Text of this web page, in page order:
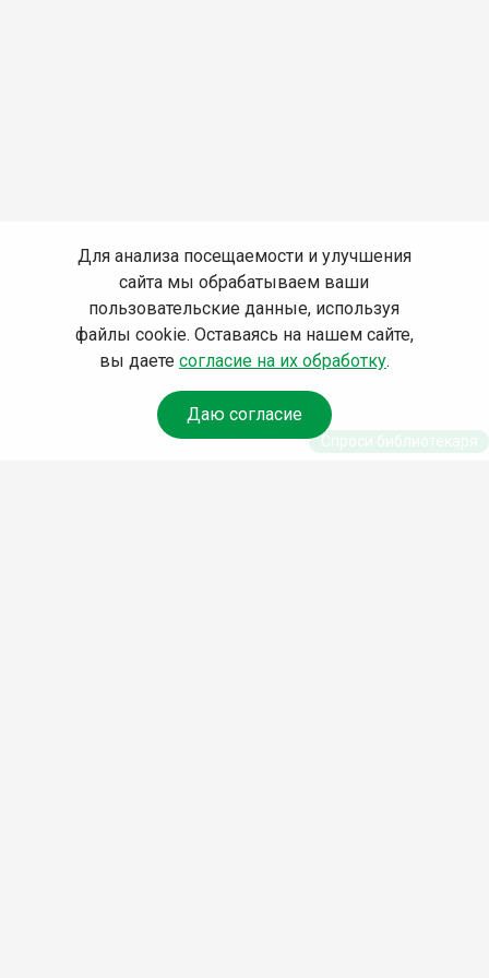
Для анализа посещаемости и улучшения
сайта мы обрабатываем ваши
пользовательские данные, используя
файлы cookie. Оставаясь на нашем сайте,
вы даете согласие на их обработку.
Даю согласие
Спроси библиотекаря